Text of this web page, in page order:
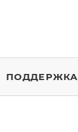
ПОДДЕРЖКА